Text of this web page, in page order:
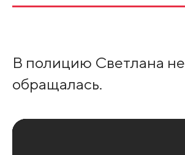
В полицию Светлана не
обращалась.